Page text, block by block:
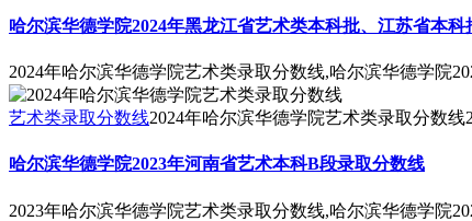
哈尔滨华德学院2024年黑龙江省艺术类本科批、江苏省本
2024年哈尔滨华德学院艺术类录取分数线,哈尔滨华德学院
艺术类录取分数线2024年哈尔滨华德学院艺术类录取分数线
哈尔滨华德学院2023年河南省艺术本科B段录取分数线
2023年哈尔滨华德学院艺术类录取分数线,哈尔滨华德学院